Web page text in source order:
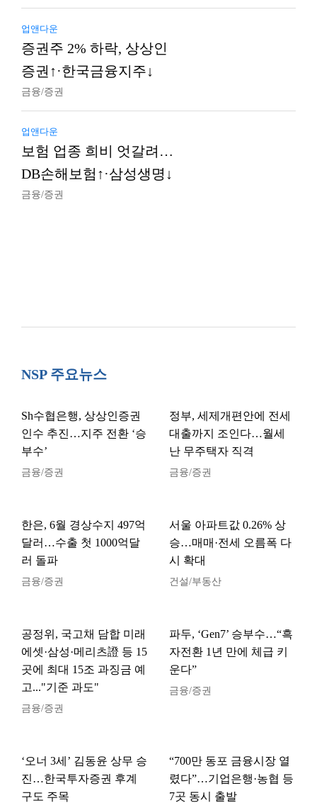
업앤다운
증권주 2% 하락, 상상인
증권↑·한국금융지주↓
금융/증권
업앤다운
보험 업종 희비 엇갈려…
DB손해보험↑·삼성생명↓
금융/증권
NSP 주요뉴스
Sh수협은행, 상상인증권
인수 추진…지주 전환 ‘승
부수’
금융/증권
정부, 세제개편안에 전세
대출까지 조인다…월세
난 무주택자 직격
금융/증권
한은, 6월 경상수지 497억
달러…수출 첫 1000억달
러 돌파
금융/증권
서울 아파트값 0.26% 상
승…매매·전세 오름폭 다
시 확대
건설/부동산
공정위, 국고채 담합 미래
에셋·삼성·메리츠證 등 15
곳에 최대 15조 과징금 예
고..."기준 과도"
금융/증권
파두, ‘Gen7’ 승부수…“흑
자전환 1년 만에 체급 키
운다”
금융/증권
‘오너 3세’ 김동윤 상무 승
진…한국투자증권 후계
구도 주목
“700만 동포 금융시장 열
렸다”…기업은행·농협 등
7곳 동시 출발